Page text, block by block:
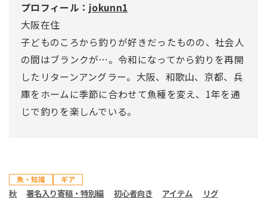
プロフィール： jokunn1
大阪在住
子どものころから釣りが好きだったものの、社会人
の間はブランクが…。令和になってから釣りを再開
したリターンアングラー。大阪、和歌山、京都、兵
庫をホームに季節に合わせて魚種を変え、1年を通
じで釣りを楽しんでいる。
魚・知識 ギア
秋 署名入り寄稿・特別編 初心者向き アイテム
リグ